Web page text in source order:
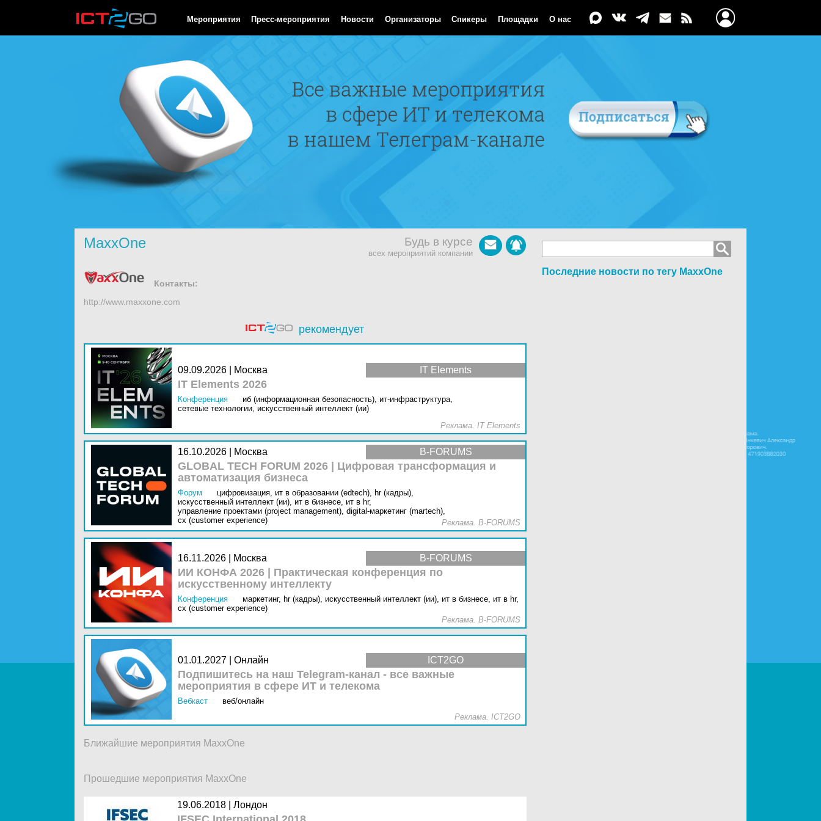
Мероприятия Пресс-мероприятия Новости Организаторы Спикеры Площадки О нас
MaxxOne Будь в курсе
всех мероприятий компании
Контакты:
http://www.maxxone.com
рекомендует
IT Elements
09.09.2026 | Москва
IT Elements 2026
Конференция иб (информационная безопасность), ит-инфраструктура,
сетевые технологии, искусственный интеллект (ии)
Реклама. IT Elements
B-FORUMS
16.10.2026 | Москва
GLOBAL TECH FORUM 2026 | Цифровая трансформация и
автоматизация бизнеса
Форум цифровизация, ит в образовании (edtech), hr (кадры),
искусственный интеллект (ии), ит в бизнесе, ит в hr,
управление проектами (project management), digital-маркетинг (martech),
cx (customer experience)
Реклама. B-FORUMS
B-FORUMS
16.11.2026 | Москва
ИИ КОНФА 2026 | Практическая конференция по
искусственному интеллекту
Конференция маркетинг, hr (кадры), искусственный интеллект (ии), ит в бизнесе, ит в hr,
cx (customer experience)
Реклама. B-FORUMS
ICT2GO
01.01.2027 | Онлайн
Подпишитесь на наш Telegram-канал - все важные
мероприятия в сфере ИТ и телекома
Вебкаст
веб/онлайн
Реклама. ICT2GO
Ближайшие мероприятия MaxxOne
Прошедшие мероприятия MaxxOne
19.06.2018 | Лондон
Последние новости по тегу MaxxOne